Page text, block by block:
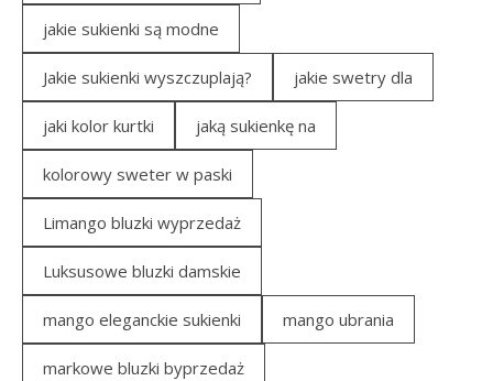
jakie sukienki są modne
Jakie sukienki wyszczuplają? jakie swetry dla
jaki kolor kurtki jaką sukienkę na
kolorowy sweter w paski
Limango bluzki wyprzedaż
Luksusowe bluzki damskie
mango eleganckie sukienki mango ubrania
markowe bluzki byprzedaż